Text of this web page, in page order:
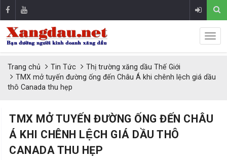
Trang chủ Tin Tức
Thị trường xăng dầu Thế Giới
TMX mở tuyến đường ống đến Châu Á khi chênh lệch giá dầu
thô Canada thu hẹp
TMX MỞ TUYẾN ĐƯỜNG ỐNG ĐẾN CHÂU
Á KHI CHÊNH LỆCH GIÁ DẦU THÔ
CANADA THU HẸP